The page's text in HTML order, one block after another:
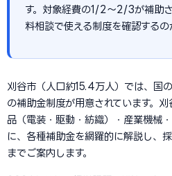
す。対象経費の1/2〜2/3が補助
料相談で使える制度を確認するの
刈谷市（人口約15.4万人）では、国
の補助金制度が用意されています。
品（電装・駆動・紡織）・産業機械
に、各種補助金を網羅的に解説し、
までご案内します。